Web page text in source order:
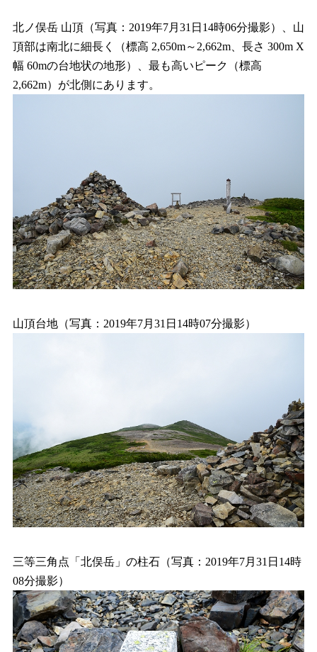
北ノ俣岳 山頂（写真：2019年7月31日14時06分撮影）、山
頂部は南北に細長く（標高 2,650m～2,662m、長さ 300m X
幅 60mの台地状の地形）、最も高いピーク（標高
2,662m）が北側にあります。
山頂台地（写真：2019年7月31日14時07分撮影）
三等三角点「北俣岳」の柱石（写真：2019年7月31日14時
08分撮影）